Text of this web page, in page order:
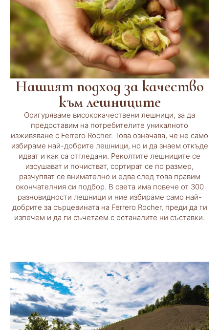
Нашият подход за качество
към лешниците
Осигуряваме висококачествени лешници, за да
предоставим на потребителите уникалното
изживяване с Ferrero Rocher. Това означава, че не само
избираме най-добрите лешници, но и да знаем откъде
идват и как са отгледани. Реколтите лешниците се
изсушават и почистват, сортират се по размер,
разчупват се внимателно и едва след това правим
окончателния си подбор. В света има повече от 300
разновидности лешници и ние избираме само най-
добрите за сърцевината на Ferrero Rocher, преди да ги
изпечем и да ги съчетаем с останалите ни съставки.